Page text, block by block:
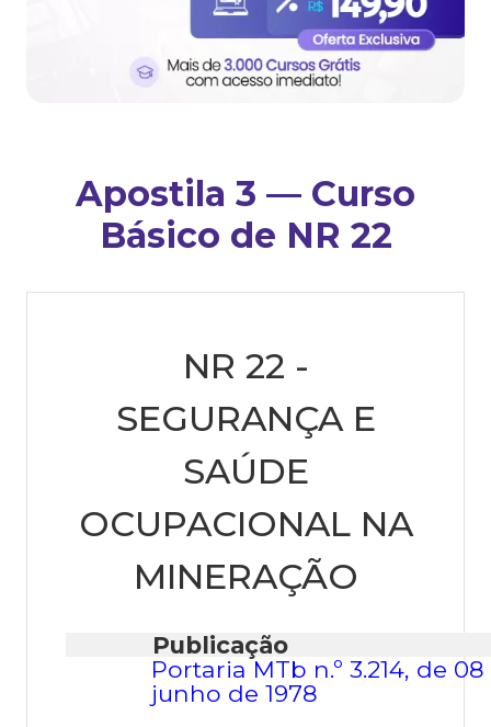
Apostila 3 — Curso
Básico de NR 22
NR 22 -
SEGURANÇA E
SAÚDE
OCUPACIONAL NA
MINERAÇÃO
Publicação
Portaria MTb n.º 3.214, de 08
junho de 1978